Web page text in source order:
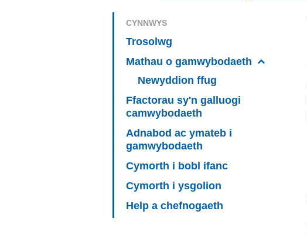
CYNNWYS
Trosolwg
Mathau o gamwybodaeth
Newyddion ffug
Ffactorau sy'n galluogi
camwybodaeth
Adnabod ac ymateb i
gamwybodaeth
Cymorth i bobl ifanc
Cymorth i ysgolion
Help a chefnogaeth